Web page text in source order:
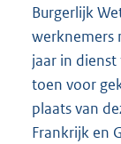
Burgerlijk
werknemers
jaar in
toen voor
plaats van
Frankrijk en